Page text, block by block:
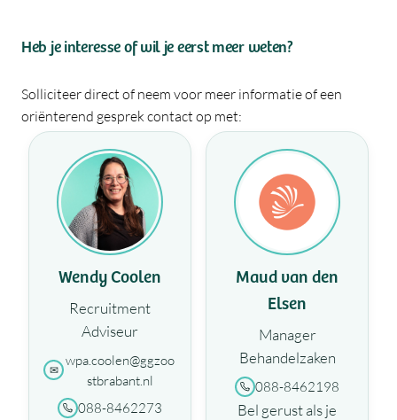
Heb je interesse of wil je eerst meer weten?
Solliciteer direct of neem voor meer informatie of een
oriënterend gesprek contact op met:
Wendy Coolen
Recruitment
Adviseur
wpa.coolen@ggzoo
stbrabant.nl
088-8462273
Maud van den
Elsen
Manager
Behandelzaken
088-8462198
Bel gerust als je